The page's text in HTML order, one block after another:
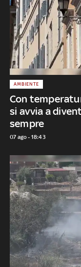
Con
si avvia a
sempre
AMBIENTE
07 ago - 18:43